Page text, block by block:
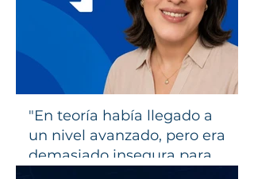
"En teoría había llegado a
un nivel avanzado, pero era
demasiado insegura para